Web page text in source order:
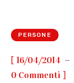
PERSONE
[16/04/2014
0 Commenti ]